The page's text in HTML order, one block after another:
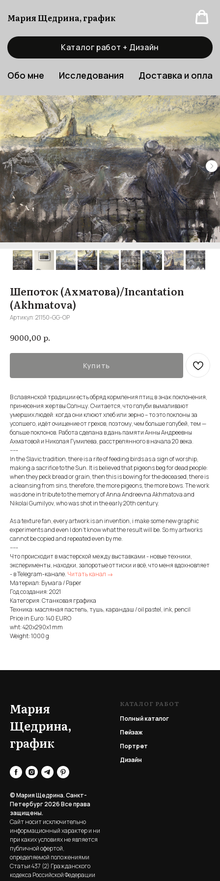
Мария Щедрина, график
Каталог работ + Дизайн
Обо мне Исследования Доставка и
Шепоток (Ахматова)/Incantation
(Akhmatova)
Артикул:21150-GG-OP
9000,00 р.
Купить
В славянской традиции есть обряд кормления птиц в знак поклонения,
принесения жертвы Солнцу. Считается, что голуби вымаливают
умерших людей: когда они клюют хлеб или зерно – то это поклоны за
усопшего, идёт очищение от грехов, поэтому, чем больше голубей, тем —
больше поклонов. Работа сделана в дань памяти Анны Андреевны
Ахматовой и Николая Гумилева, расстрелянного в начала 20 века.
-----
In the Slavic tradition, there is a rite of feeding birds as a sign of worship,
making a sacrifice to the Sun. It is believed that pigeons beg for dead people:
when they peck bread or grain, then this is bowing for the deceased, there is
a cleansing from sins, therefore, the more pigeons, the more bows. The work
was done in tribute to the memory of Anna Andreevna Akhmatova and
Nikolai Gumilyov, who was shot in the early 20th century.
As a texture fan, every artwork is an invention, i make some new graphic
experiments and even I don't know what the result will be. So my artworks
cannot be copied and repeated even by me.
-----
Что происходит в мастерской между выставками - новые техники,
эксперименты, находки, запоротые оттиски и всё, что меня вдохновляет
- в Telegram-канале. Читать канал →
Материал: Бумага / Paper
Год создания: 2021
Категория: Станковая графика
Техника: масляная пастель, тушь, карандаш / oil pastel, ink, pencil
Price in Euro: 140 EURO
wht: 420x290x1 mm
Weight: 1000 g
Мария
Щедрина,
график
© Мария Щедрина. Санкт-
Петербург 2026Все права
защищены.
Сайт носит исключительно
информационный характер и ни
при каких условиях не является
публичной офертой,
определяемой положениями
Статьи 437 (2) Гражданского
кодекса Российской Федерации
КАТАЛОГ РАБОТ
Полный каталог
Пейзаж
Портрет
Дизайн